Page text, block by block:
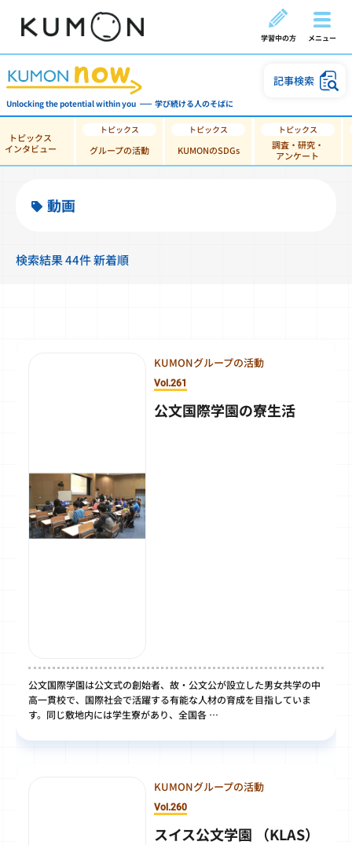
学習中の方 メニュー
Unlocking the potential within you 学び続ける人のそばに
記事検索
トピックス
インタビュー
グループの活動 KUMONのSDGs
調査・研究・
アンケート
動画
検索結果 44件 新着順
KUMONグループの活動
Vol.261
公文国際学園の寮生活
公文国際学園は公文式の創始者、故・公文公が設立した男女共学の中
高一貫校で、国際社会で活躍する有能な人材の育成を目指していま
す。同じ敷地内には学生寮があり、全国各 …
KUMONグループの活動
Vol.260
スイス公文学園 （KLAS）